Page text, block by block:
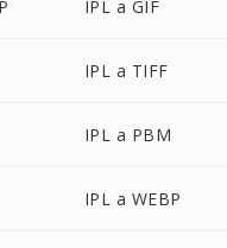
IPL a GIF
IPL a TIFF
IPL a PBM
IPL a WEBP